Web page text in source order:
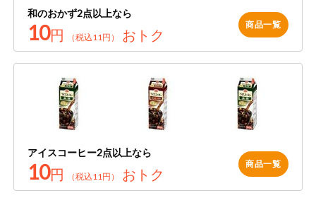
今週のお買い
得
コープ商品
今週の新登場
トク
複数注文でお
トク
和のおかず2点以上なら
10円 （税込11円） おトク
商品一覧
アイスコーヒー2点以上なら
10円 （税込11円） おトク
商品一覧